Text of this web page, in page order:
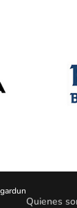
Quienes